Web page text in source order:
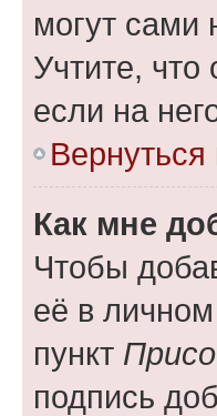
могут сами
Учтите,
если на
Вернуться
Как мне
Чтобы
её в
пункт
подпись